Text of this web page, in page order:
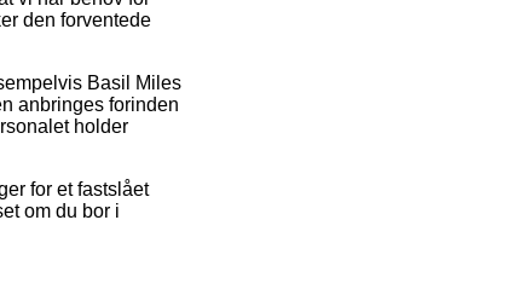
den forventede
Basil Miles
anbringes forinden
holder
for et fastslået
om du bor i